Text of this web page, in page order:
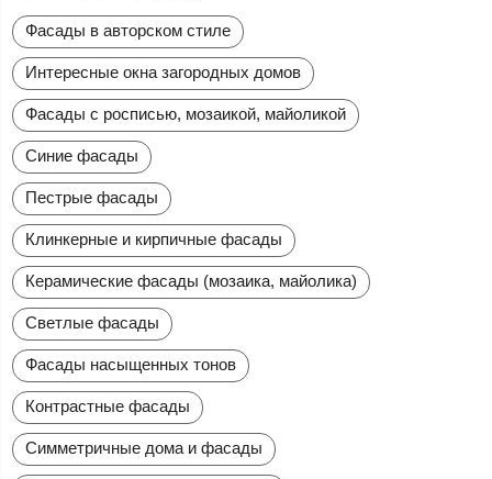
Фасады в авторском стиле
Интересные окна загородных домов
Фасады с росписью, мозаикой, майоликой
Синие фасады
Пестрые фасады
Клинкерные и кирпичные фасады
Керамические фасады (мозаика, майолика)
Светлые фасады
Фасады насыщенных тонов
Контрастные фасады
Симметричные дома и фасады